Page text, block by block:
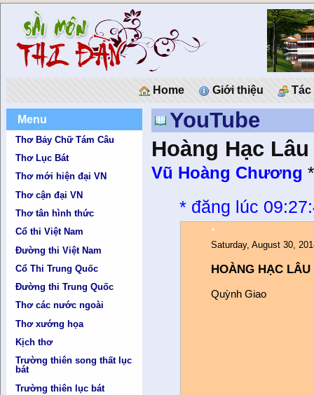
Home Giới thiệu Tác
Menu
Thơ Bảy Chữ Tám Câu
Thơ Lục Bát
Thơ mới hiện đại VN
Thơ cận đại VN
Thơ tân hình thức
Cổ thi Việt Nam
Đường thi Việt Nam
Cổ Thi Trung Quốc
Đường thi Trung Quốc
Thơ các nước ngoài
Thơ xướng họa
Kịch thơ
Trường thiên song thất lục
bát
Trường thiên lục bát
YouTube
Hoàng Hạc
Vũ Hoàng Chương
* đăng lúc
*
Saturday, August 30,
HOÀNG HẠC
Quỳnh Giao